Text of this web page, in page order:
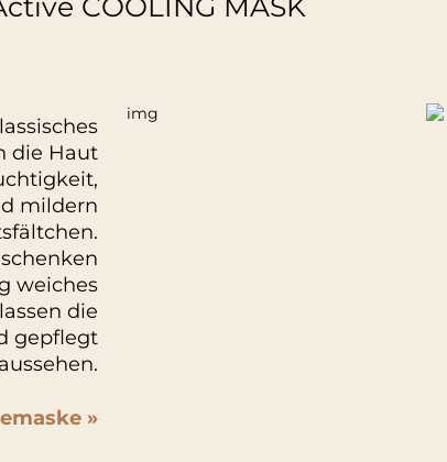
COOLING MASK
die Haut
mildern
weiches
die
gepflegt
aussehen.
»